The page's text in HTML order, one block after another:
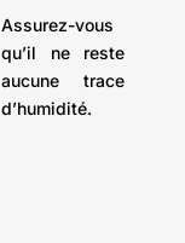
Assurez-vous
qu’il ne reste
aucune trace
d’humidité.